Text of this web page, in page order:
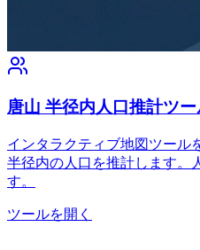
唐山 半径内人口推計ツー
インタラクティブ地図ツール
半径内の人口を推計します。
す。
ツールを開く